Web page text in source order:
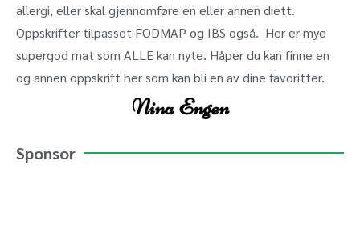
allergi, eller skal gjennomføre en eller annen diett.
Oppskrifter tilpasset FODMAP og IBS også. Her er mye
supergod mat som ALLE kan nyte. Håper du kan finne en
og annen oppskrift her som kan bli en av dine favoritter.
Nina Engen
Sponsor